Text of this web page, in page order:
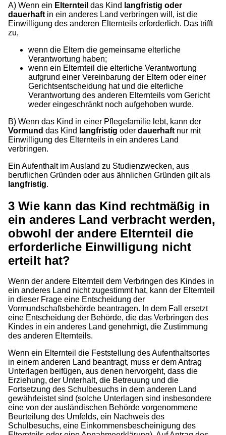
A) Wenn ein Elternteil das Kind langfristig oder
dauerhaft in ein anderes Land verbringen will, ist die
Einwilligung des anderen Elternteils erforderlich. Das trifft
zu,
wenn die Eltern die gemeinsame elterliche
Verantwortung haben;
wenn ein Elternteil die elterliche Verantwortung
aufgrund einer Vereinbarung der Eltern oder einer
Gerichtsentscheidung hat und die elterliche
Verantwortung des anderen Elternteils vom Gericht
weder eingeschränkt noch aufgehoben wurde.
B) Wenn das Kind in einer Pflegefamilie lebt, kann der
Vormund das Kind langfristig oder dauerhaft nur mit
Einwilligung des Elternteils in ein anderes Land
verbringen.
Ein Aufenthalt im Ausland zu Studienzwecken, aus
beruflichen Gründen oder aus ähnlichen Gründen gilt als
langfristig.
3 Wie kann das Kind rechtmäßig in
ein anderes Land verbracht werden,
obwohl der andere Elternteil die
erforderliche Einwilligung nicht
erteilt hat?
Wenn der andere Elternteil dem Verbringen des Kindes in
ein anderes Land nicht zugestimmt hat, kann der Elternteil
in dieser Frage eine Entscheidung der
Vormundschaftsbehörde beantragen. In dem Fall ersetzt
eine Entscheidung der Behörde, die das Verbringen des
Kindes in ein anderes Land genehmigt, die Zustimmung
des anderen Elternteils.
Wenn ein Elternteil die Feststellung des Aufenthaltsortes
in einem anderen Land beantragt, muss er dem Antrag
Unterlagen beifügen, aus denen hervorgeht, dass die
Erziehung, der Unterhalt, die Betreuung und die
Fortsetzung des Schulbesuchs in dem anderen Land
gewährleistet sind (solche Unterlagen sind insbesondere
eine von der ausländischen Behörde vorgenommene
Beurteilung des Umfelds, ein Nachweis des
Schulbesuchs, eine Einkommensbescheinigung des